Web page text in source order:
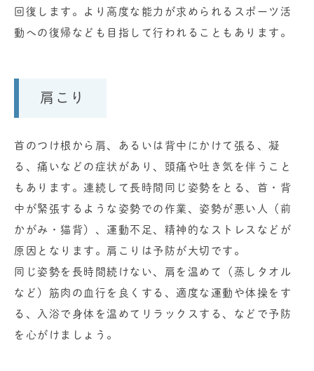
回復します。より高度な能力が求められるスポーツ活
動への復帰なども目指して行われることもあります。
肩こり
首のつけ根から肩、あるいは背中にかけて張る、凝
る、痛いなどの症状があり、頭痛や吐き気を伴うこと
もあります。連続して長時間同じ姿勢をとる、首・背
中が緊張するような姿勢での作業、姿勢が悪い人（前
かがみ・猫背）、運動不足、精神的なストレスなどが
原因となります。肩こりは予防が大切です。
同じ姿勢を長時間続けない、肩を温めて（蒸しタオル
など）筋肉の血行を良くする、適度な運動や体操をす
る、入浴で身体を温めてリラックスする、などで予防
を心がけましょう。